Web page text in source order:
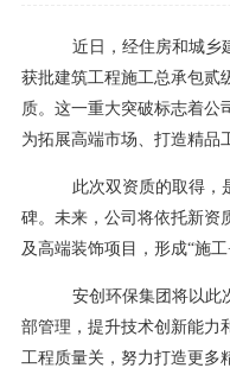
近日，经住房和城乡
获批建筑工程施工总承包贰
质。这一重大突破标志着公
为拓展高端市场、打造精品
此次双资质的取得，
碑。未来，公司将依托新资
及高端装饰项目，形成“施
安创环保集团将以此
部管理，提升技术创新能力
工程质量关，努力打造更多